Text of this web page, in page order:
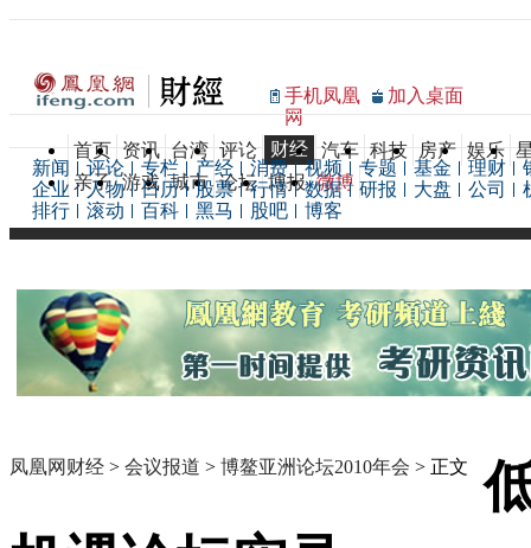
手机凤凰
网
加入桌面
首页 资讯 台湾 评论 财经 汽车 科技 房产 娱乐
亲子 游戏 城市 论坛 博报 微博
新闻 评论 专栏 产经 消费 视频 专题 基金 理财
企业
人物 日历 股票 行情 数据 研报 大盘 公司
排行
滚动 百科 黑马 股吧 博客
凤凰网财经 > 会议报道 > 博鳌亚洲论坛2010年会 > 正文